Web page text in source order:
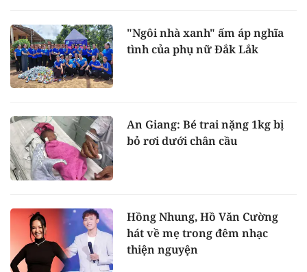
"Ngôi nhà xanh" ấm áp nghĩa
tình của phụ nữ Đắk Lắk
An Giang: Bé trai nặng 1kg bị
bỏ rơi dưới chân cầu
Hồng Nhung, Hồ Văn Cường
hát về mẹ trong đêm nhạc
thiện nguyện